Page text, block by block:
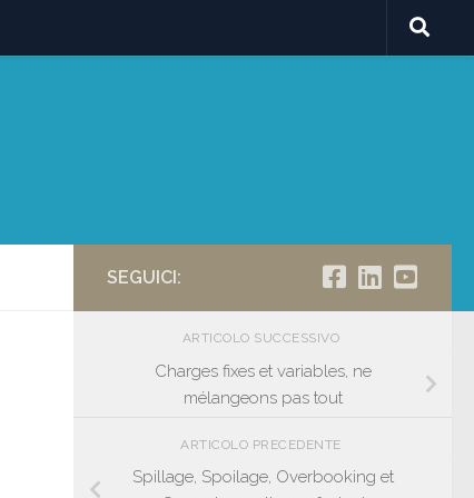
SEGUICI:
ARTICOLO SUCCESSIVO
Charges fixes et variables, ne
mélangeons pas tout
ARTICOLO PRECEDENTE
Spillage, Spoilage, Overbooking et